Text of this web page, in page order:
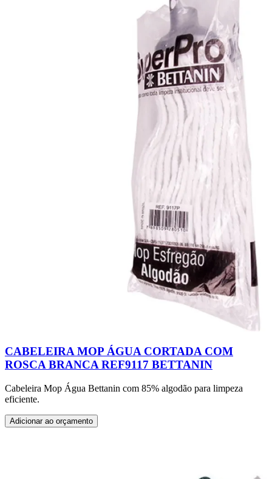
CABELEIRA MOP ÁGUA CORTADA COM
ROSCA BRANCA REF9117 BETTANIN
Cabeleira Mop Água Bettanin com 85% algodão para limpeza
eficiente.
Adicionar ao orçamento